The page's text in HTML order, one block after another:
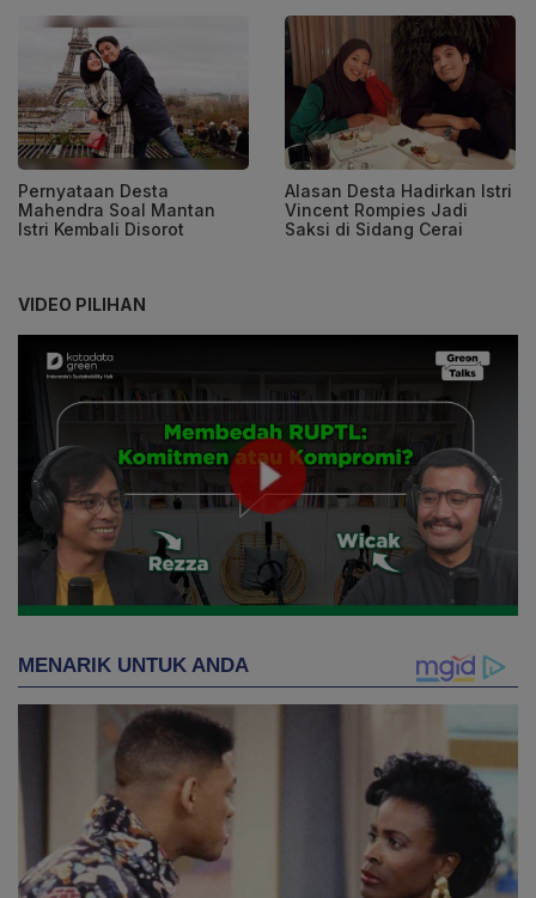
Pernyataan Desta
Mahendra Soal Mantan
Istri Kembali Disorot
Alasan Desta Hadirkan Istri
Vincent Rompies Jadi
Saksi di Sidang Cerai
VIDEO PILIHAN